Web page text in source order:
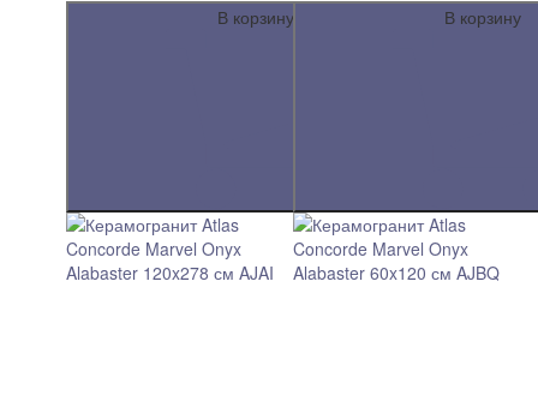
В корзину В корзину